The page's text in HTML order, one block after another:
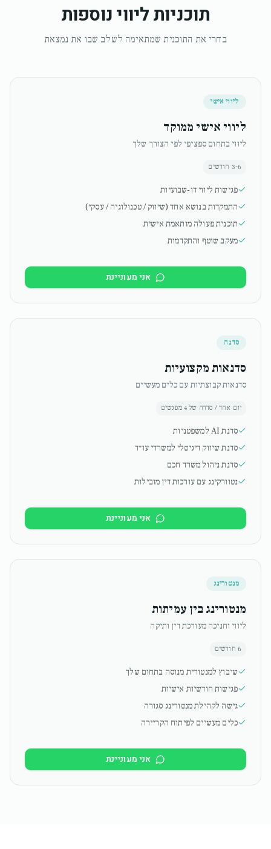
תוכניות ליווי נוספות
בחרי את התוכנית שמתאימה לשלב שבו את נמצאת
ליווי אישי
ליווי אישי ממוקד
ליווי בתחום ספציפי לפי הצורך שלך
3-6 חודשים
פגישות ליווי דו-שבועיות
התמקדות בנושא אחד (שיווק / טכנולוגיה / עסקי)
תוכנית פעולה מותאמת אישית
מעקב שוטף והתקדמות
אני מעוניינת
סדנה
סדנאות מקצועיות
סדנאות קבוצתיות עם כלים מעשיים
יום אחד / סדרה של 4 מפגשים
סדנת AI למשפטניות
סדנת שיווק דיגיטלי למשרדי עו״ד
סדנת ניהול משרד חכם
נטוורקינג עם עורכות דין מובילות
אני מעוניינת
מנטורינג
מנטורינג בין עמיתות
ליווי וחניכה מעורכת דין ותיקה
6 חודשים
שיבוץ למנטורית מנוסה בתחום שלך
פגישות חודשיות אישיות
גישה לקהילת מנטורינג סגורה
כלים מעשיים לפיתוח הקריירה
אני מעוניינת